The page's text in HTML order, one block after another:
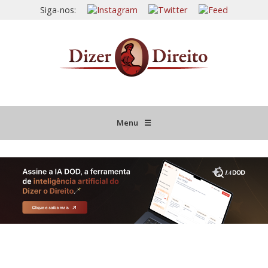
Siga-nos:
Menu ☰
JURISPRUDÊNCIA COMENTADA
INFORMATIVOS COMENTADOS